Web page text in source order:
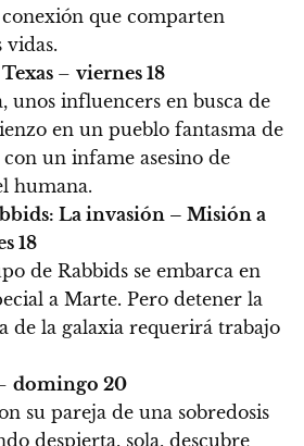
conexión que comparten
vidas.
– viernes 18
unos influencers en busca de
en un pueblo fantasma de
con un infame asesino de
humana.
La invasión – Misión a
18
de Rabbids se embarca en
a Marte. Pero detener la
de la galaxia requerirá trabajo
domingo 20
su pareja de una sobredosis
despierta, sola, descubre